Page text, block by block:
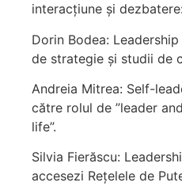
interacțiune și dezbatere:
Dorin Bodea:
de strategie și studii de
Andreia Mitrea: Self-
către rolul de ”leader
life”.
Silvia Fierăscu:
accesezi Rețelele de